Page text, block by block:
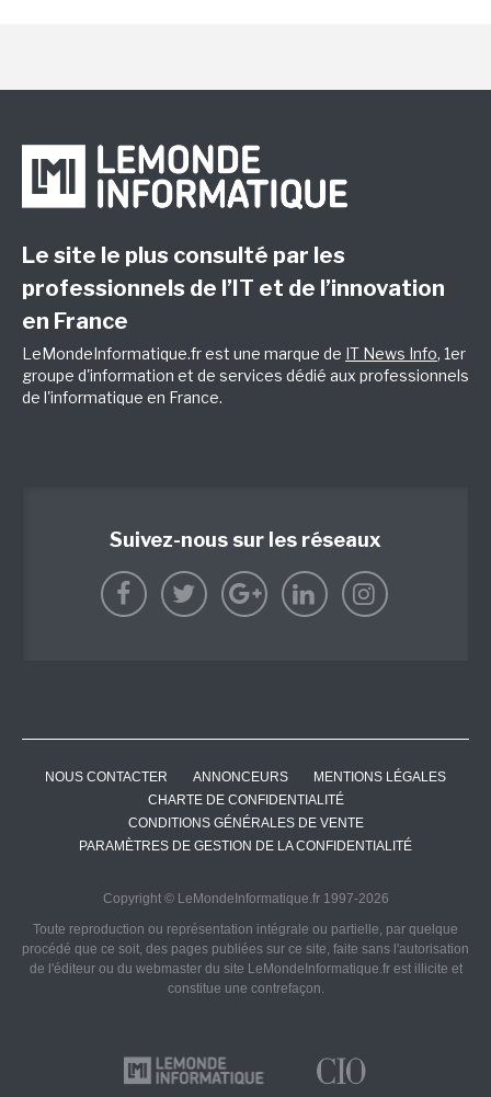
Le site le plus consulté par les
professionnels de l’IT et de l’innovation
en France
LeMondeInformatique.fr est une marque de IT News Info, 1er
groupe d'information et de services dédié aux professionnels
de l'informatique en France.
Suivez-nous sur les réseaux
NOUS CONTACTER ANNONCEURS
MENTIONS LÉGALES
CHARTE DE CONFIDENTIALITÉ
CONDITIONS GÉNÉRALES DE VENTE
PARAMÈTRES DE GESTION DE LA CONFIDENTIALITÉ
Copyright © LeMondeInformatique.fr 1997-2026
Toute reproduction ou représentation intégrale ou partielle, par quelque
procédé que ce soit, des pages publiées sur ce site, faite sans l'autorisation
de l'éditeur ou du webmaster du site LeMondeInformatique.fr est illicite et
constitue une contrefaçon.